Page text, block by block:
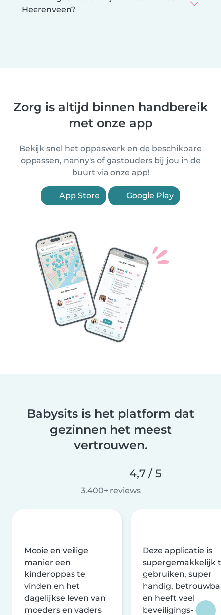
Heerenveen?
Zorg is altijd binnen handbereik
met onze app
Bekijk snel het oppaswerk en de beschikbare
oppassen, nanny's of gastouders bij jou in de
buurt via onze app!
App Store Google Play
Babysits is het platform dat
gezinnen het meest
vertrouwen.
4,7 / 5
3.400+ reviews
Mooie en veilige
manier een
kinderoppas te
vinden en het
dagelijkse leven van
moeders en vaders
Deze applicatie is
supergemakkelijk
gebruiken, super
handig,
en heeft veel
beveiligings- en